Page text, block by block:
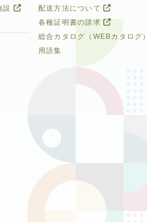
配送方法について
各種証明書の請求
総合カタログ（WEBカタログ）
用語集
設